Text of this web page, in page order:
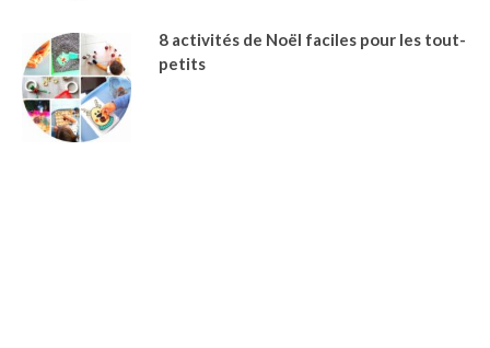
8 activités de Noël faciles pour les tout-
petits